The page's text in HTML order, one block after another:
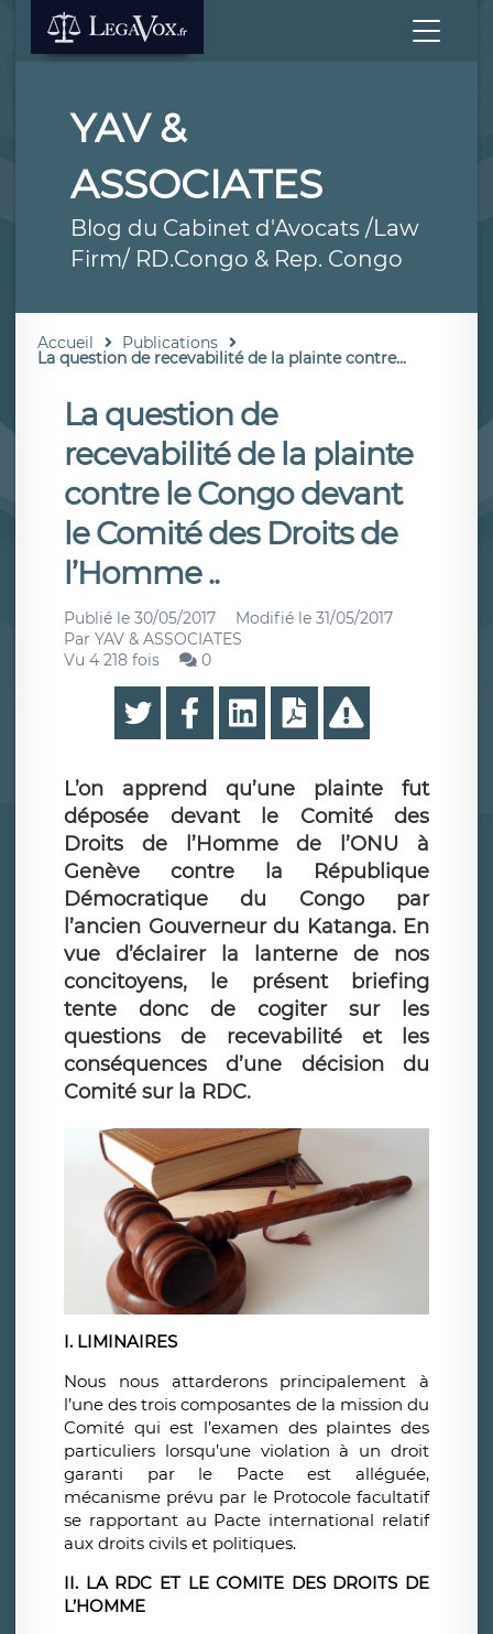
YAV &
ASSOCIATES
Blog du Cabinet d'Avocats /Law
Firm/ RD.Congo & Rep. Congo
Accueil Publications
La question de recevabilité de la plainte contre...
La question de
recevabilité de la plainte
contre le Congo devant
le Comité des Droits de
l’Homme ..
Publié le 30/05/2017 Modifié le 31/05/2017
Par YAV & ASSOCIATES
Vu 4 218 fois
0
L’on apprend qu’une plainte fut
déposée devant le Comité des
Droits de l’Homme de l’ONU à
Genève contre la République
Démocratique du Congo par
l’ancien Gouverneur du Katanga. En
vue d’éclairer la lanterne de nos
concitoyens, le présent briefing
tente donc de cogiter sur les
questions de recevabilité et les
conséquences d’une décision du
Comité sur la RDC.
I. LIMINAIRES
Nous nous attarderons principalement à
l’une des trois composantes de la mission du
Comité qui est l’examen des plaintes des
particuliers lorsqu’une violation à un droit
garanti par le Pacte est alléguée,
mécanisme prévu par le Protocole facultatif
se rapportant au Pacte international relatif
aux droits civils et politiques.
II. LA RDC ET LE COMITE DES DROITS DE
L’HOMME